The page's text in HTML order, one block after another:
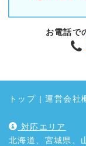
お電話で
トップ |運営会社
対応エリア
北海道、宮城県、